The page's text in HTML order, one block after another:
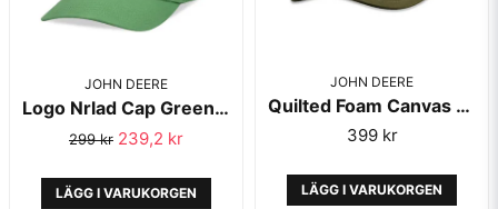
Skicka fråga
JOHN DEERE
Logo Nrlad Cap Green Cap - John Deere
299 kr 239,2 kr
LÄGG I VARUKORGEN
JOHN DEERE
Quilted Foam Canvas 5 Panel Grey/Olive Trucker Cap - John Deere
399 kr
LÄGG I VARUKORGEN